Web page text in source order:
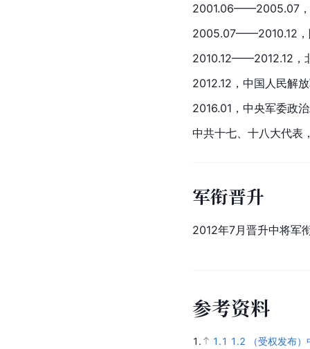
2001.06——2005.07，
2005.07——2010.12，
2010.12——2012.12，
2012.12，中国人民解
2016.01，中央军委政
中共十七、十八大代表
军衔晋升
2012年7月晋升中将军
参考资料
1. 1.1 1.2
（受权发布